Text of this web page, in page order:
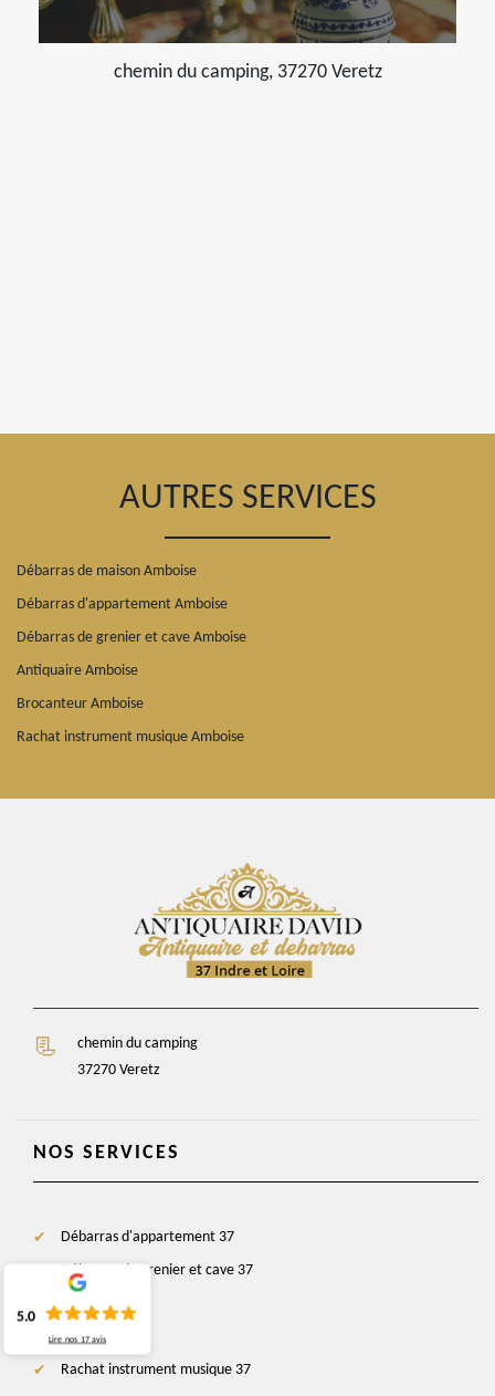
chemin du camping, 37270 Veretz
AUTRES SERVICES
Débarras de maison Amboise
Débarras d'appartement Amboise
Débarras de grenier et cave Amboise
Antiquaire Amboise
Brocanteur Amboise
Rachat instrument musique Amboise
chemin du camping
37270 Veretz
NOS SERVICES
Débarras d'appartement 37
Débarras de grenier et cave 37
Antiquaire 37
Brocanteur 37
Rachat instrument musique 37
5.0
Lire nos 17 avis